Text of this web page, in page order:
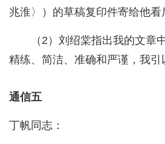
兆淮〉）的草稿复印件寄给他看
（2）刘绍棠指出我的文章
精练、简洁、准确和严谨，我引
通信五
丁帆同志：